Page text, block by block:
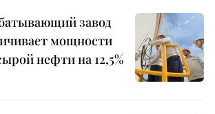
завод
мощности
нефти на 12,5%